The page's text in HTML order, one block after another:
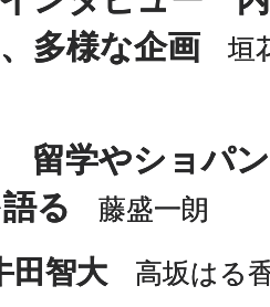
多様な企画 垣
留学やショパ
る
藤盛一朗
田智大 高坂はる